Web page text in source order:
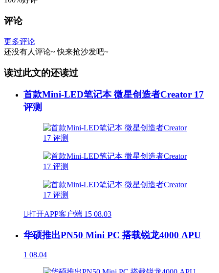
评论
更多评论
还没有人评论~ 快来抢沙发吧~
读过此文的还读过
首款Mini-LED笔记本 微星创造者Creator 17
评测
打开APP客户端 15 08.03
华硕推出PN50 Mini PC 搭载锐龙4000 APU
1 08.04